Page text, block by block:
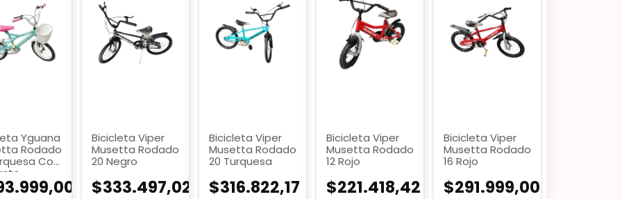
Yguana
Rodado
Con
Bicicleta Viper
Musetta Rodado
20 Negro
$333.497,02
Bicicleta Viper
Musetta Rodado
20 Turquesa
$316.822,17
Bicicleta Viper
Musetta Rodado
12 Rojo
$221.418,42
Bicicleta Viper
Musetta Rodado
16 Rojo
$291.999,00